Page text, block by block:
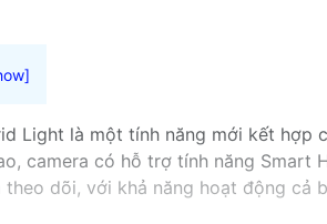
Light là một tính năng mới kết hợp
camera có hỗ trợ tính năng Smart
theo dõi, với khả năng hoạt động cả